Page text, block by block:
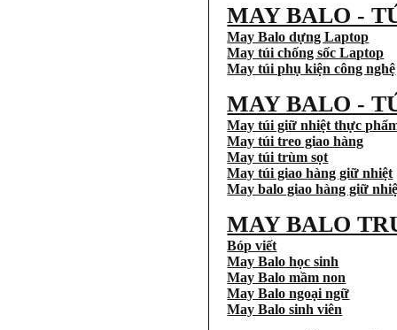
MAY BALO -
May Balo dựng Laptop
May túi chống sốc Laptop
May túi phụ kiện công nghệ
MAY BALO -
May túi giữ nhiệt thực
May túi treo giao hàng
May túi trùm sọt
May túi giao hàng giữ nhiệt
May balo giao hàng giữ
MAY BALO
Bóp viết
May Balo học sinh
May Balo mầm non
May Balo ngoại ngữ
May Balo sinh viên